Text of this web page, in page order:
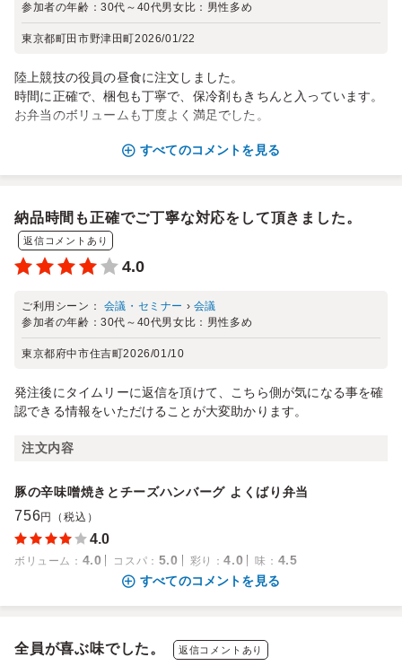
参加者の年齢：30代～40代男女比： 男性多め
東京都町田市野津田町2026/01/22
陸上競技の役員の昼食に注文しました。
時間に正確で、梱包も丁寧で、保冷剤もきちんと入っています。
お弁当のボリュームも丁度よく満足でした。
すべてのコメントを見る
納品時間も正確でご丁寧な対応をして頂きました。
返信コメントあり
4.0
ご利用シーン： 会議・セミナー › 会議
参加者の年齢：30代～40代男女比： 男性多め
東京都府中市住吉町2026/01/10
発注後にタイムリーに返信を頂けて、こちら側が気になる事を確
認できる情報をいただけることが大変助かります。
注文内容
豚の辛味噌焼きとチーズハンバーグ よくばり弁当
756円（税込）
4.0
ボリューム ： 4.0 コスパ ： 5.0 彩り ：4.0 味 ： 4.5
すべてのコメントを見る
全員が喜ぶ味でした。 返信コメントあり